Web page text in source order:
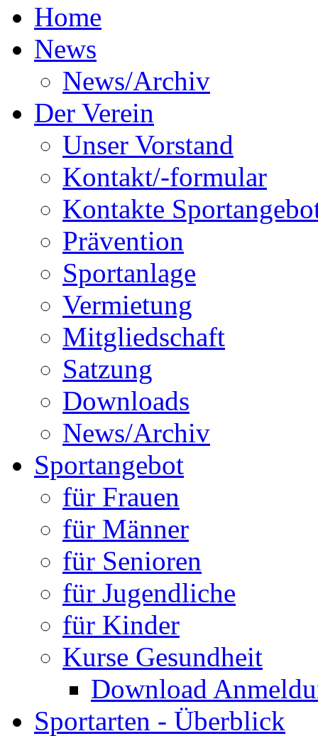
Home
News
News/Archiv
Der Verein
Unser Vorstand
Kontakt/-formular
Kontakte
Prävention
Sportanlage
Vermietung
Mitgliedschaft
Satzung
Downloads
News/Archiv
Sportangebot
für Frauen
für Männer
für Senioren
für Jugendliche
für Kinder
Kurse Gesundheit
Download
Sportarten - Überblick